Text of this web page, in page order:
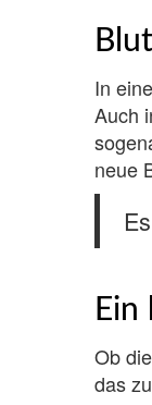
In
Auch
neue
Ob
das